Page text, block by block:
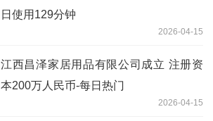
日使用129分钟
2026-04-15
江西昌泽家居用品有限公司成立 注册资
本200万人民币-每日热门
2026-04-15